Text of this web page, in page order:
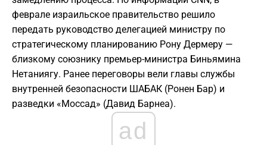
феврале израильское правительство решило
передать руководство делегацией министру по
стратегическому планированию Рону Дермеру —
близкому союзнику премьер-министра Биньямина
Нетаниягу. Ранее переговоры вели главы службы
внутренней безопасности ШАБАК (Ронен Бар) и
разведки «Моссад» (Давид Барнеа).
ad